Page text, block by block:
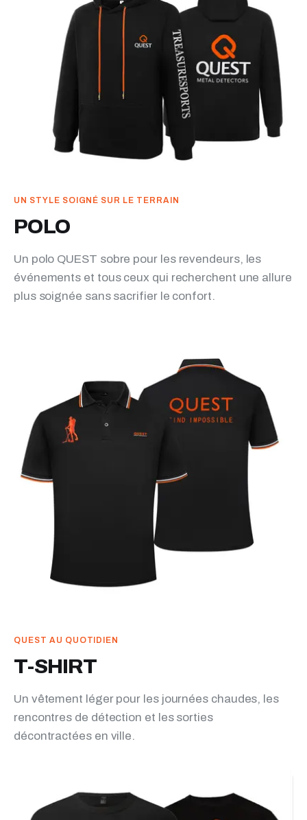
UN STYLE SOIGNÉ SUR LE TERRAIN
POLO
Un polo QUEST sobre pour les revendeurs, les
événements et tous ceux qui recherchent une allure
plus soignée sans sacrifier le confort.
QUEST AU QUOTIDIEN
T-SHIRT
Un vêtement léger pour les journées chaudes, les
rencontres de détection et les sorties
décontractées en ville.